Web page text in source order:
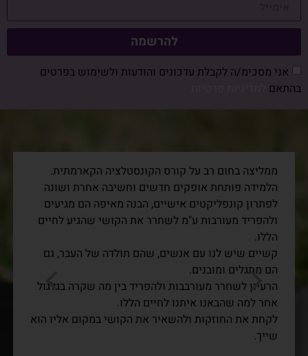
אני מסכימ/ה לקבלת עדכונים והודעות ולשימוש בפרטים
בהתאם
להרשמה
ממליצה בחום רב על קורס הקונסטלציה הקארמתית.
הלמידה פותחת אופקים חדשים וחשיבה אחרת ושונה
לפתרון קונפליקטים אישיים, הבנה מאיפה הם מגיעים
ולהפריד מעורבות ע"מ לשחרר את הקושי שהגיע לחיים
הללו.
קשיים שיש לנו עם אנשים, שהם תולדה של העבר, גם
הם מתגלים ומובנים.
הרעיון לשחרר מעורבבות ולהפריד בין מה שקרה בגלגול
אחר למה שהבאנו איתנו לחיים הללו.
לקחת את החוזקות ולהשאיר את הקושי במקום אליו הוא
שייך.